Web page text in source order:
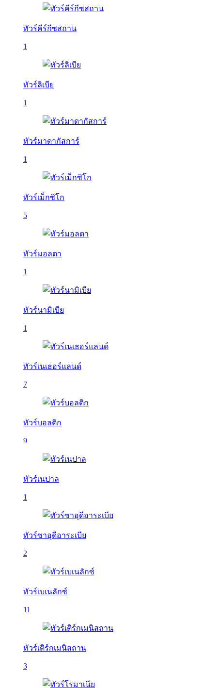
ทัวร์คีร์กีซสถาน
1
ทัวร์ลิเบีย
1
ทัวร์มาดากัสการ์
1
ทัวร์เม็กซิโก
5
ทัวร์มอลตา
1
ทัวร์นามิเบีย
1
ทัวร์เนเธอร์แลนด์
7
ทัวร์บอลติก
9
ทัวร์เนปาล
1
ทัวร์ซาอุดีอาระเบีย
2
ทัวร์เบเนลักซ์
11
ทัวร์เติร์กเมนิสถาน
3